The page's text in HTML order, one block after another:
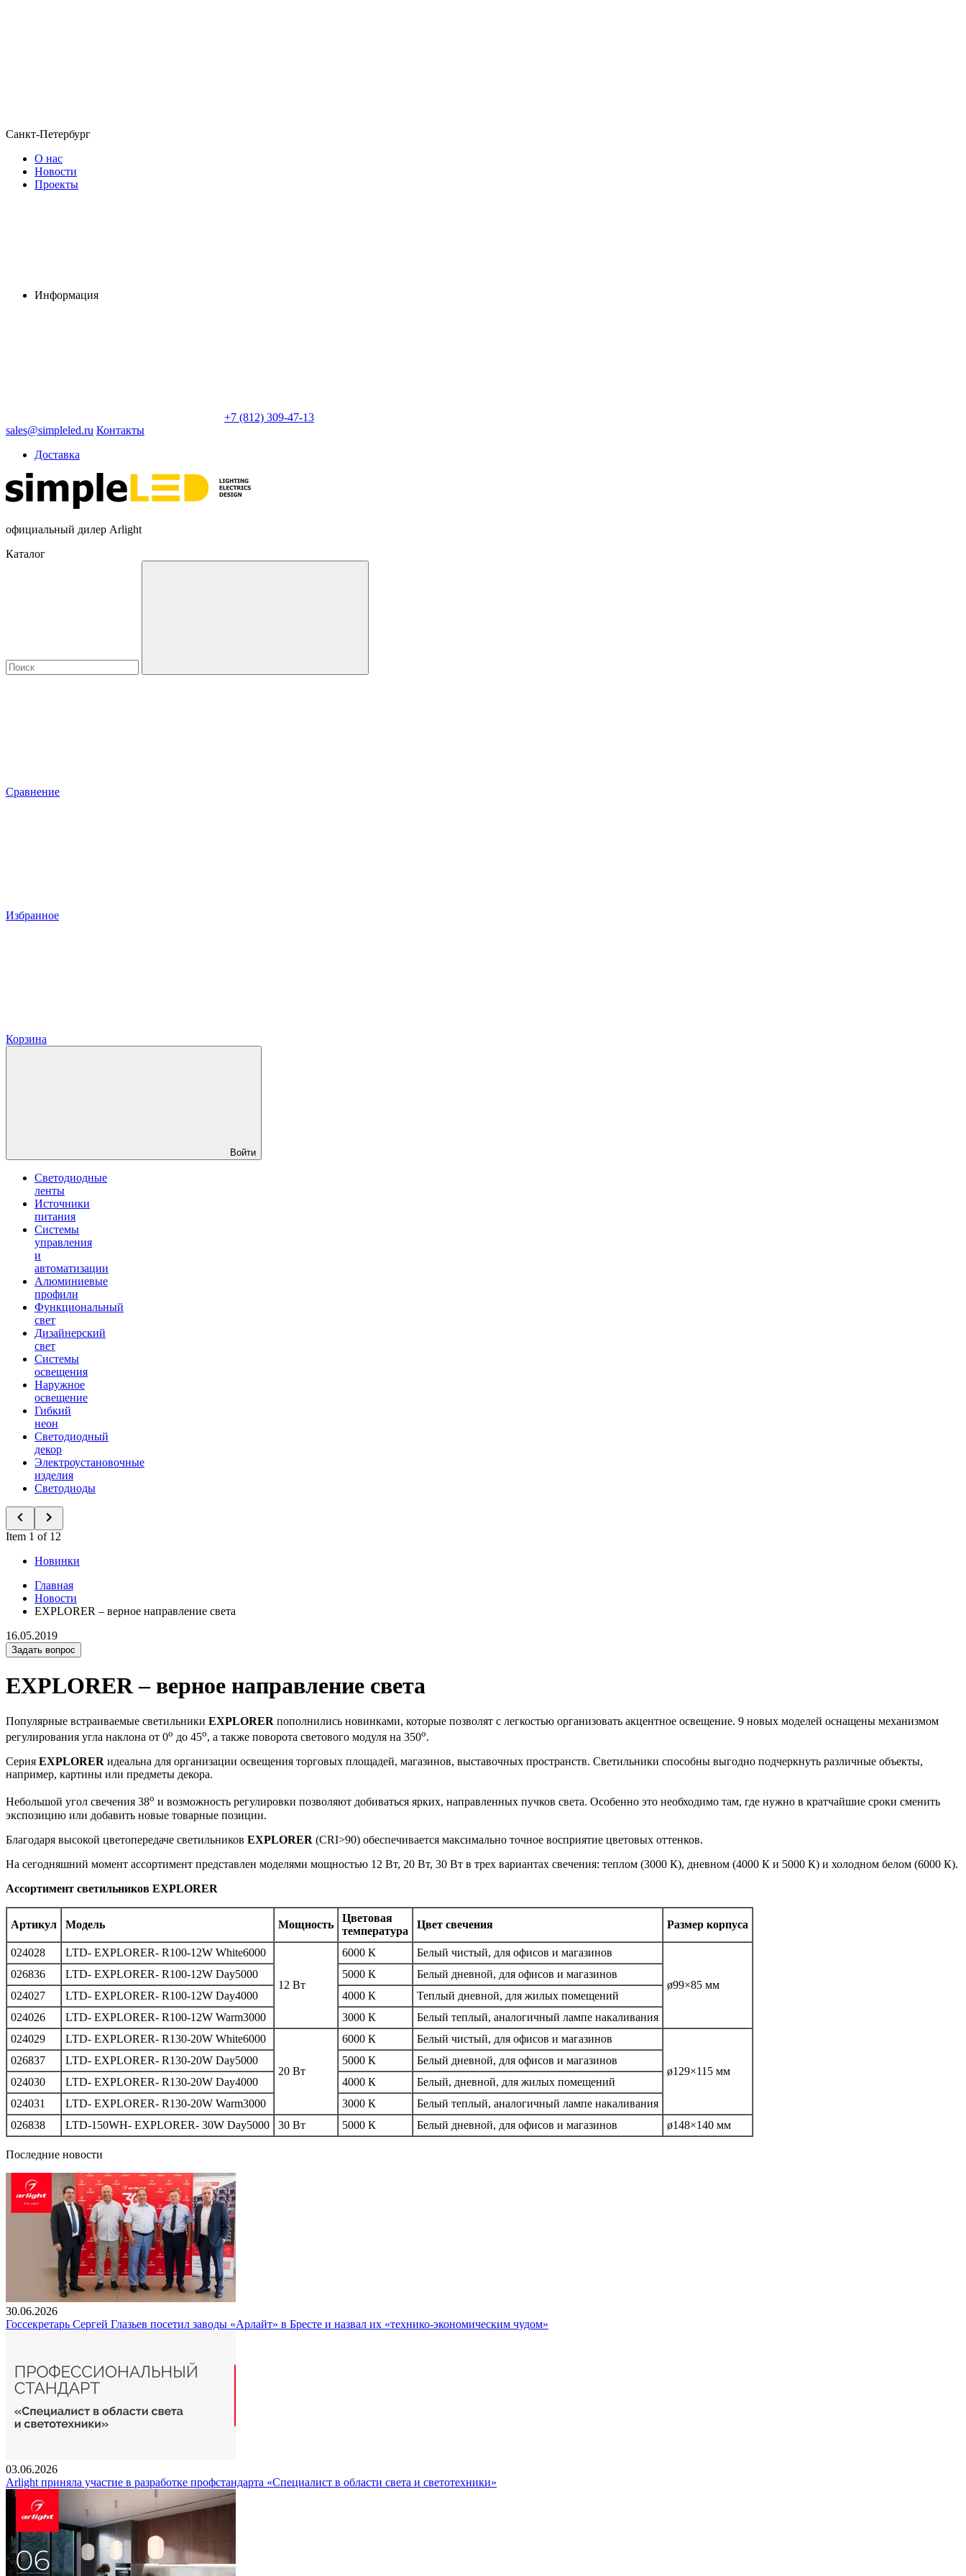
Санкт-Петербург
О нас
Новости
Проекты
Информация
+7 (812) 309-47-13
sales@simpleled.ru Контакты
Доставка
официальный дилер Arlight
Каталог
Сравнение
Избранное
Корзина
Войти
Светодиодные
ленты
Источники
питания
Системы
управления
и
автоматизации
Алюминиевые
профили
Функциональный
свет
Дизайнерский
свет
Системы
освещения
Наружное
освещение
Гибкий
неон
Светодиодный
декор
Электроустановочные
изделия
Светодиоды
Item 1 of 12
Новинки
Главная
Новости
EXPLORER – верное направление света
16.05.2019
Задать вопрос
EXPLORER – верное направление света
Популярные встраиваемые светильники EXPLORER пополнились новинками, которые позволят с легкостью организовать акцентное освещение. 9 новых моделей оснащены механизмом
регулирования угла наклона от 0o до 45o, а также поворота светового модуля на 350o.
Серия EXPLORER идеальна для организации освещения торговых площадей, магазинов, выставочных пространств. Светильники способны выгодно подчеркнуть различные объекты,
например, картины или предметы декора.
Небольшой угол свечения 38o и возможность регулировки позволяют добиваться ярких, направленных пучков света. Особенно это необходимо там, где нужно в кратчайшие сроки сменить
экспозицию или добавить новые товарные позиции.
Благодаря высокой цветопередаче светильников EXPLORER (CRI>90) обеспечивается максимально точное восприятие цветовых оттенков.
На сегодняшний момент ассортимент представлен моделями мощностью 12 Вт, 20 Вт, 30 Вт в трех вариантах свечения: теплом (3000 К), дневном (4000 К и 5000 К) и холодном белом (6000 К).
Ассортимент светильников EXPLORER
Ар­ти­кул Мо­дель Мощ­ность
Цветовая
температура
Цвет свечения Размер корпуса
024028 LTD- EXPLORER- R100-12W White6000
12 Вт
6000 К Белый чистый, для офисов и магазинов
ø99×85 мм
026836 LTD- EXPLORER- R100-12W Day5000 5000 К
Белый дневной, для офисов и магазинов
024027
LTD- EXPLORER- R100-12W Day4000 4000 К
Теплый дневной, для жилых помещений
024026
LTD- EXPLORER- R100-12W Warm3000 3000 К
Белый теплый, аналогичный лампе накаливания
024029
LTD- EXPLORER- R130-20W White6000
20 Вт
6000 К Белый чистый, для офисов и магазинов
ø129×115 мм
026837 LTD- EXPLORER- R130-20W Day5000 5000 К
Белый дневной, для офисов и магазинов
024030
LTD- EXPLORER- R130-20W Day4000 4000 К
Белый, дневной, для жилых помещений
024031
LTD- EXPLORER- R130-20W Warm3000 3000 К
Белый теплый, аналогичный лампе накаливания
026838
LTD-150WH- EXPLORER- 30W Day5000 30 Вт 5000 К Белый дневной, для офисов и магазинов ø148×140 мм
Последние новости
30.06.2026
Госсекретарь Сергей Глазьев посетил заводы «Арлайт» в Бресте и назвал их «технико-экономическим чудом»
03.06.2026
Arlight приняла участие в разработке профстандарта «Специалист в области света и светотехники»